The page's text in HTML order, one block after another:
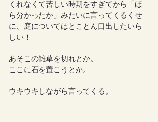
くれなくて苦しい時期をすぎてから「ほ
ら分かったか」みたいに言ってくるくせ
に、庭についてはとことん口出したいら
しい！
あそこの雑草を切れとか。
ここに石を置こうとか。
ウキウキしながら言ってくる。